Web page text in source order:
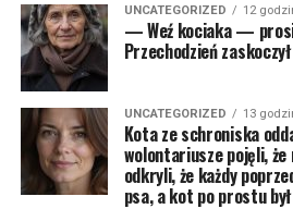
UNCATEGORIZED 12
— Weź kociaka —
Przechodzień
UNCATEGORIZED 13
Kota ze schroniska
wolontariusze pojęli, że
odkryli, że każdy
psa, a kot po prostu